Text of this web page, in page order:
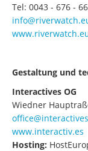
Tel: 0043 - 676 -
Gestaltung und
Interactives OG
Wiedner
www.interactiv.es
Hosting: